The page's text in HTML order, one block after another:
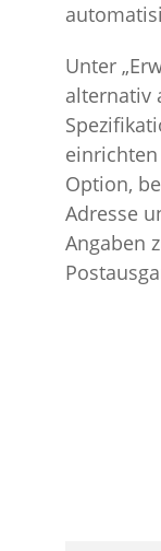
Unter
alternativ
Option,
Adresse
Angaben